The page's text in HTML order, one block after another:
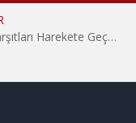
Hiroşima’nın 81. Yılında İtalyan Savaş Karşıtları Harekete Geçti: “Hatırlamak yeterli değil”